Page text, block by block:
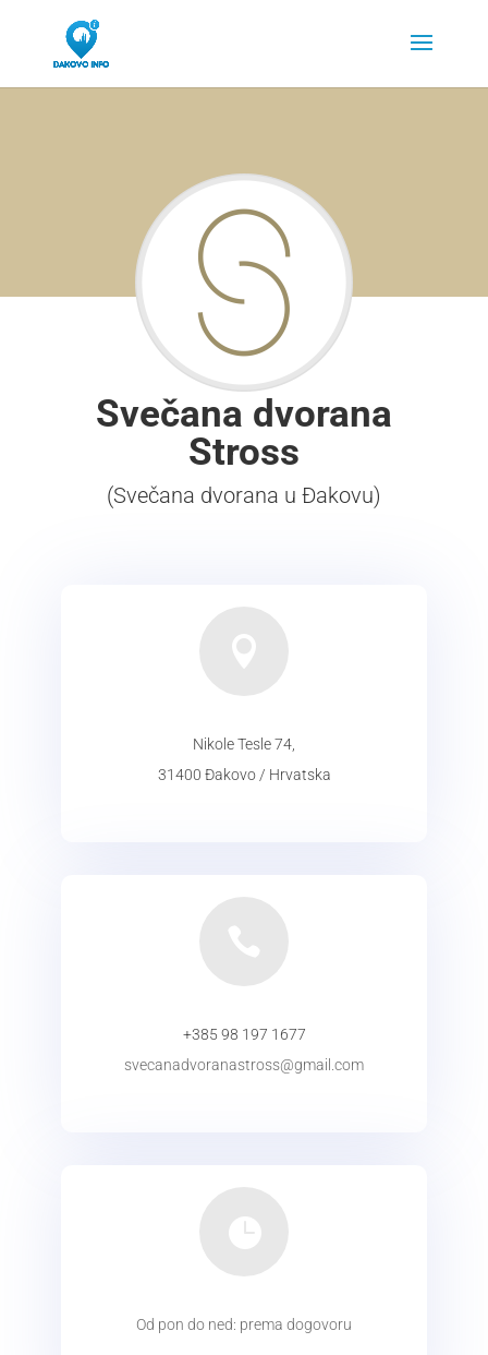
Svečana dvorana
Stross
(Svečana dvorana u Đakovu)
Nikole Tesle 74,
31400 Đakovo / Hrvatska
+385 98 197 1677
svecanadvoranastross@gmail.com
Od pon do ned: prema dogovoru